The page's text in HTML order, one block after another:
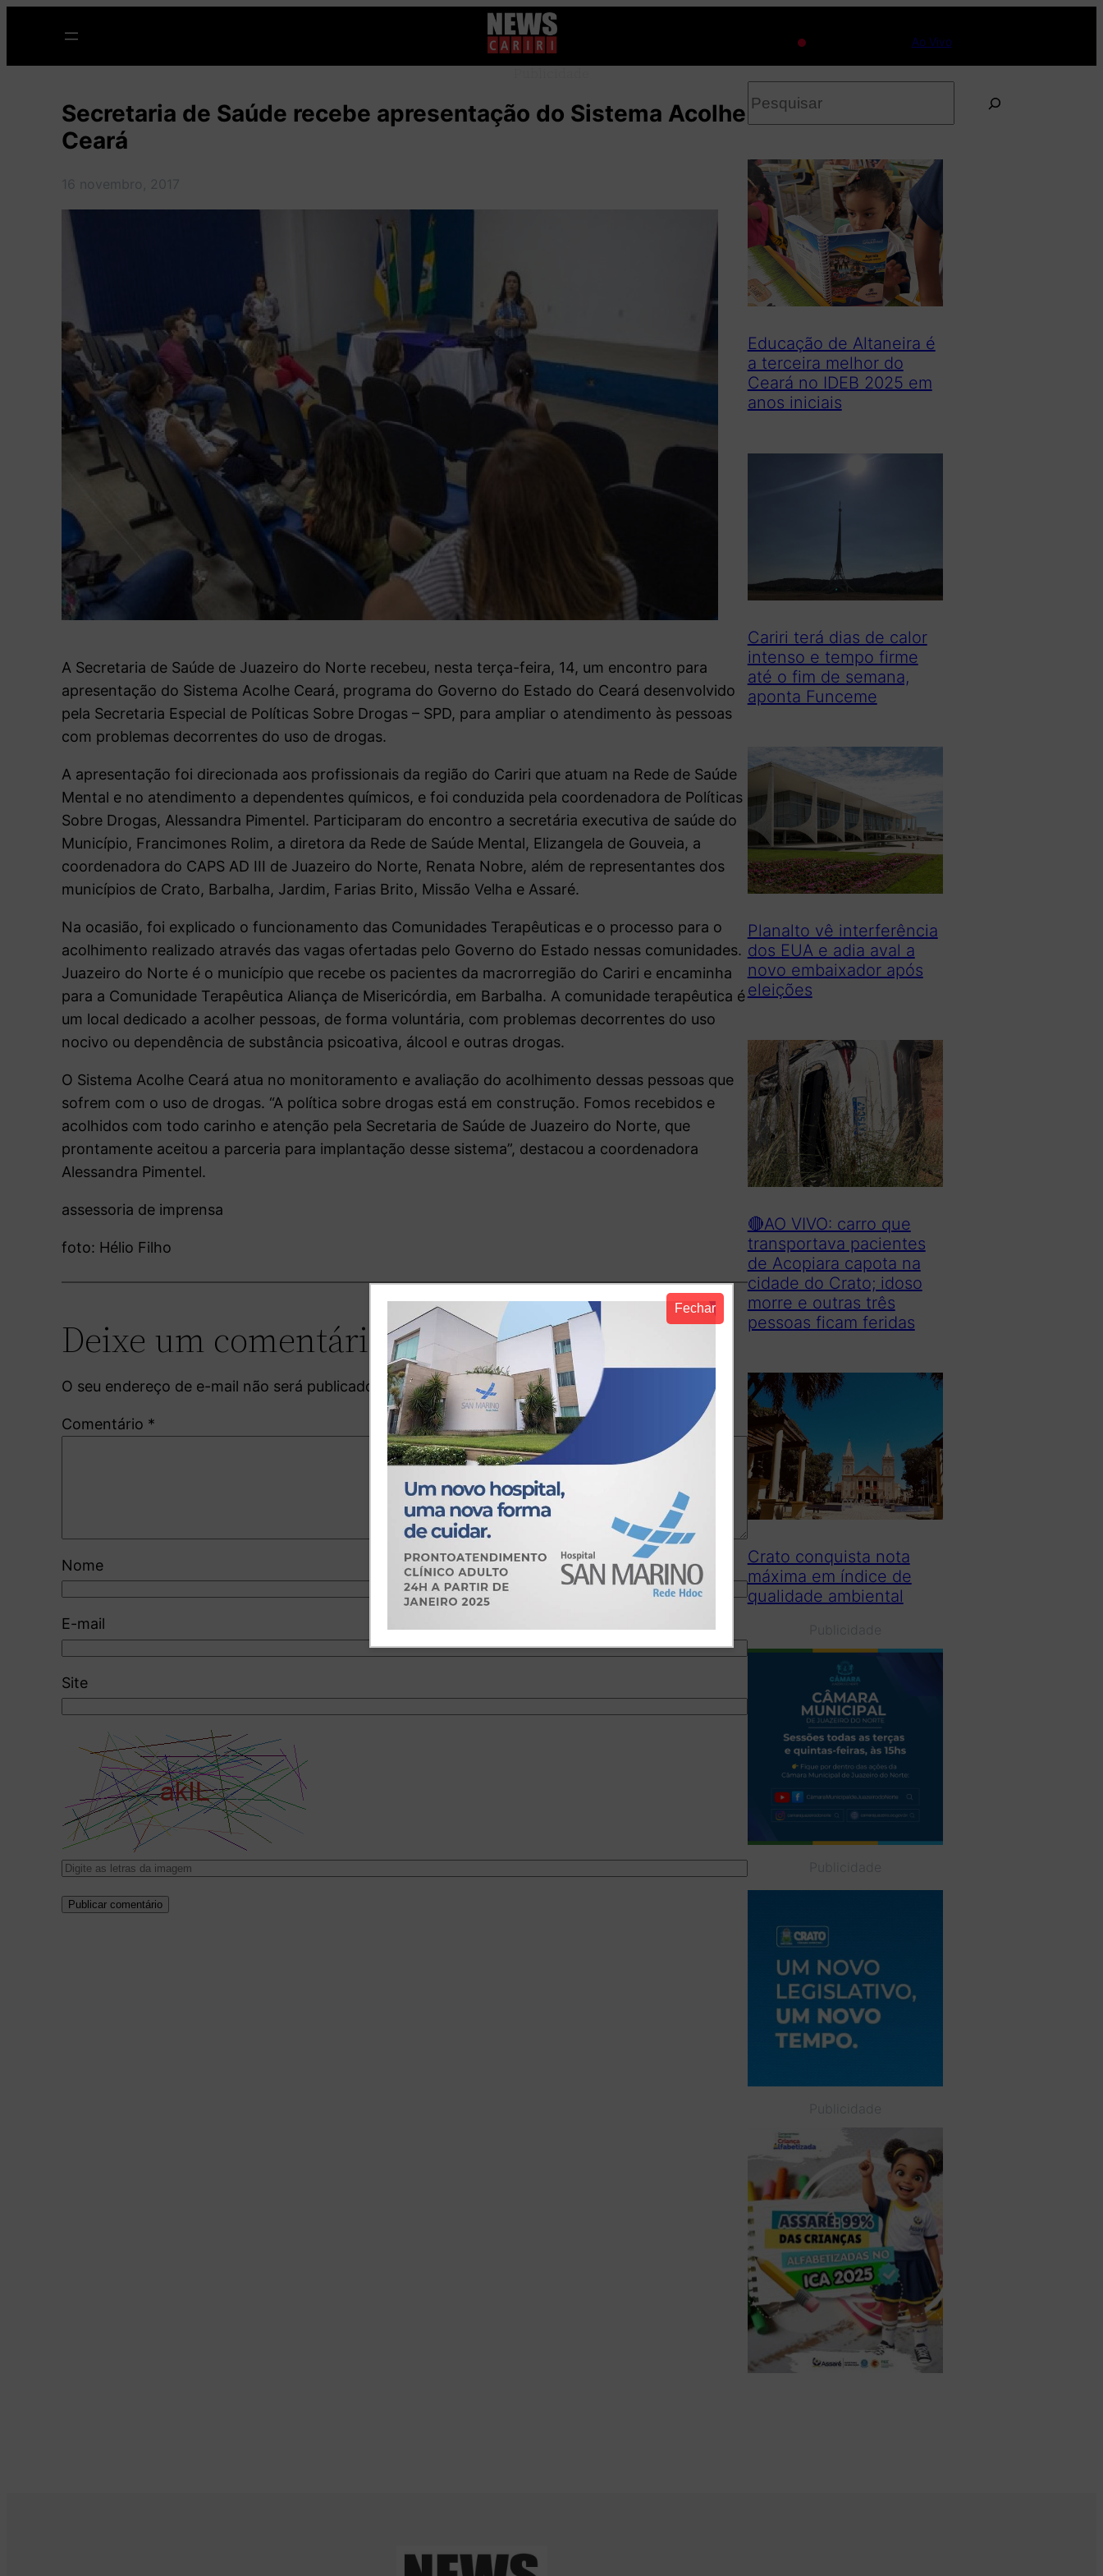
o
Ao Vivo
Fechar
Secretaria de Saúde recebe apresentação do Sistema Acolhe
Ceará
16 novembro, 2017
A Secretaria de Saúde de Juazeiro do Norte recebeu, nesta terça-feira, 14, um encontro para
apresentação do Sistema Acolhe Ceará, programa do Governo do Estado do Ceará desenvolvido
pela Secretaria Especial de Políticas Sobre Drogas – SPD, para ampliar o atendimento às pessoas
com problemas decorrentes do uso de drogas.
A apresentação foi direcionada aos profissionais da região do Cariri que atuam na Rede de Saúde
Mental e no atendimento a dependentes químicos, e foi conduzida pela coordenadora de Políticas
Sobre Drogas, Alessandra Pimentel. Participaram do encontro a secretária executiva de saúde do
Município, Francimones Rolim, a diretora da Rede de Saúde Mental, Elizangela de Gouveia, a
coordenadora do CAPS AD III de Juazeiro do Norte, Renata Nobre, além de representantes dos
municípios de Crato, Barbalha, Jardim, Farias Brito, Missão Velha e Assaré.
Na ocasião, foi explicado o funcionamento das Comunidades Terapêuticas e o processo para o
acolhimento realizado através das vagas ofertadas pelo Governo do Estado nessas comunidades.
Juazeiro do Norte é o município que recebe os pacientes da macrorregião do Cariri e encaminha
para a Comunidade Terapêutica Aliança de Misericórdia, em Barbalha. A comunidade terapêutica é
um local dedicado a acolher pessoas, de forma voluntária, com problemas decorrentes do uso
nocivo ou dependência de substância psicoativa, álcool e outras drogas.
O Sistema Acolhe Ceará atua no monitoramento e avaliação do acolhimento dessas pessoas que
sofrem com o uso de drogas. “A política sobre drogas está em construção. Fomos recebidos e
acolhidos com todo carinho e atenção pela Secretaria de Saúde de Juazeiro do Norte, que
prontamente aceitou a parceria para implantação desse sistema”, destacou a coordenadora
Alessandra Pimentel.
assessoria de imprensa
foto: Hélio Filho
Deixe um comentário
O seu endereço de e-mail não será publicado. Campos obrigatórios são marcados com
Comentário *
Nome
E-mail
Site
q
u
i
a
r
Educação de Altaneira é
a terceira melhor do
Ceará no IDEB 2025 em
anos iniciais
Cariri terá dias de calor
intenso e tempo firme
até o fim de semana,
aponta Funceme
Planalto vê interferência
dos EUA e adia aval a
novo embaixador após
eleições
🔴AO VIVO: carro que
transportava pacientes
de Acopiara capota na
cidade do Crato; idoso
morre e outras três
pessoas ficam feridas
Crato conquista nota
máxima em índice de
qualidade ambiental
Publicidade
Publicidade
Publicidade